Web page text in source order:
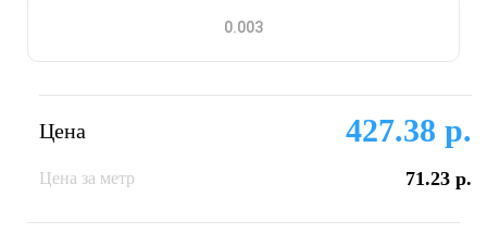
Цена 427.38 р.
Цена за метр 71.23 р.